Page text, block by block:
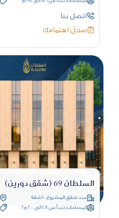
اتصل بنا
سجل اهتمامك
السلطان 69 (شقق دورين)
عدد شقق المشروع: 10 شقة
المساحات: تبدأ من 107 الى 200 م2